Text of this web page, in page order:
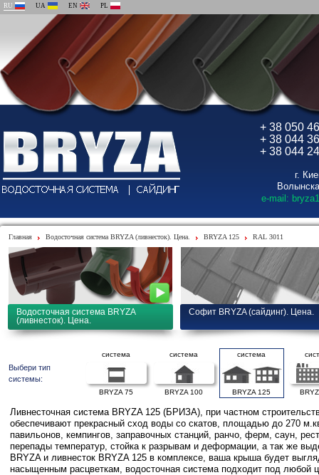
RU UA EN PL
+ 38 050
+ 38 044
+ 38 044
г.
e-mail:
Главная Водосточная система BRYZA (ливнесток). Цена. BRYZA 125 RAL 3011
Водосточная система BRYZA
(ливнесток). Цена.
Софит BRYZA (сайдинг). Цена.
Выбери тип
системы:
система
BRYZA 75
система
BRYZA 100
система
BRYZA 125
Ливнесточная система BRYZA 125 (БРИЗА), при частном
обеспечивают прекрасный сход воды со скатов, площадью до 270
павильонов, кемпингов, заправочных станций, ранчо, ферм, саун,
перепады температур, стойка к разрывам и деформации, а так же
BRYZA и ливнесток BRYZA 125 в комплексе, ваша крыша будет
насыщенным расцветкам, водосточная система подходит под любой